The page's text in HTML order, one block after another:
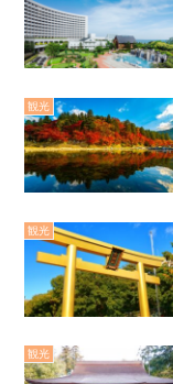
観光
観光
観光